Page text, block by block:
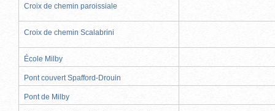
Croix de chemin paroissiale
Croix de chemin Scalabrini
École Milby
Pont couvert Spafford-Drouin
Pont de Milby